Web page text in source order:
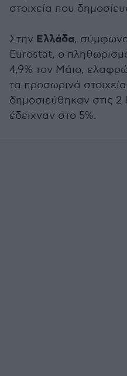
στοιχεία που
Στην Ελλάδα, σύμφωνα
Eurostat, ο
4,9% τον Μάιο,
τα προσωρινά
δημοσιεύθηκαν στις 2
έδειχναν στο 5%.